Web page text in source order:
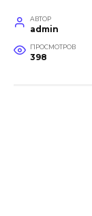
АВТОР
admin
ПРОСМОТРОВ
398